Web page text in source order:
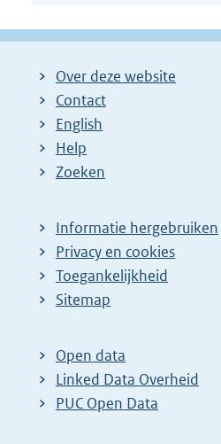
Over deze website
Contact
English
Help
Zoeken
Informatie hergebruiken
Privacy en cookies
Toegankelijkheid
Sitemap
Open data
Linked Data Overheid
PUC Open Data